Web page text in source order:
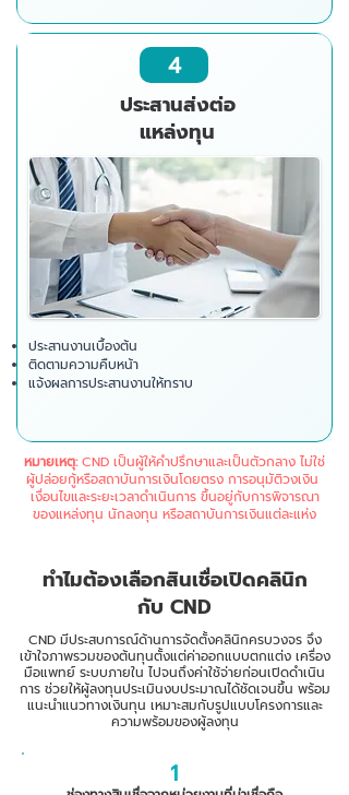
4
ประสานส่งต่อ
แหล่งทุน
ประสานงานเบื้องต้น
ติดตามความคืบหน้า
แจ้งผลการประสานงานให้ทราบ
หมายเหตุ:CND เป็นผู้ให้คำปรึกษาและเป็นตัวกลาง ไม่ใช่
ผู้ปล่อยกู้หรือสถาบันการเงินโดยตรง การอนุมัติวงเงิน
เงื่อนไขและระยะเวลาดำเนินการ ขึ้นอยู่กับการพิจารณา
ของแหล่งทุน นักลงทุน หรือสถาบันการเงินแต่ละแห่ง
ทำไมต้องเลือกสินเชื่อเปิดคลินิก
กับ CND
CND มีประสบการณ์ด้านการจัดตั้งคลินิกครบวงจร จึง
เข้าใจภาพรวมของต้นทุนตั้งแต่ค่าออกแบบตกแต่ง เครื่อง
มือแพทย์ ระบบภายใน ไปจนถึงค่าใช้จ่ายก่อนเปิดดำเนิน
การ ช่วยให้ผู้ลงทุนประเมินงบประมาณได้ชัดเจนขึ้น พร้อม
แนะนำแนวทางเงินทุน เหมาะสมกับรูปแบบโครงการและ
ความพร้อมของผู้ลงทุน
1